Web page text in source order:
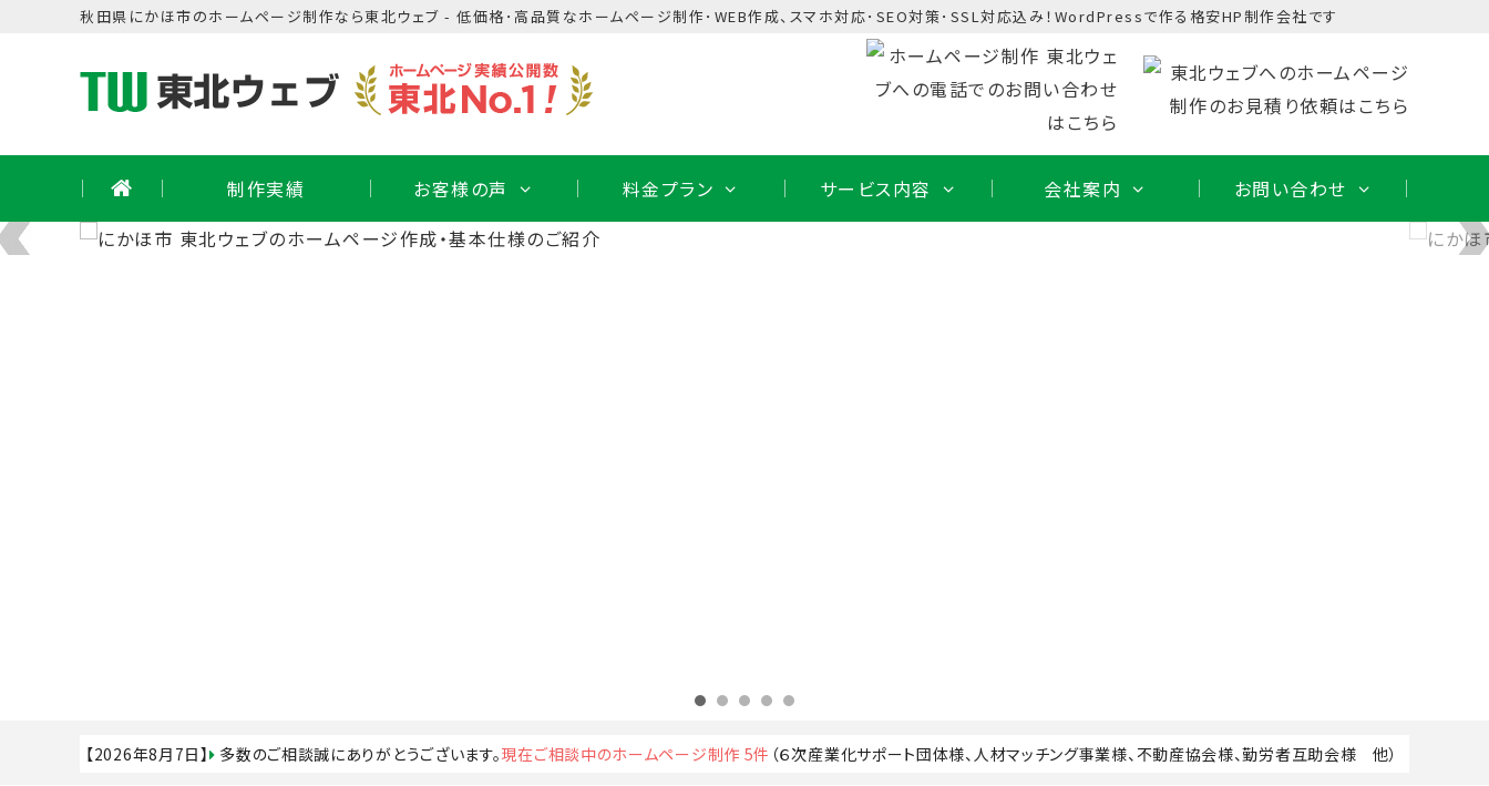
秋田県 にかほ市のホームページ制作なら東北ウェブ - 低価格･高品質なホームページ制作･WEB作成、スマホ対応･SEO対策･SSL対応込み！WordPressで作る格安HP制作会社です
制作実績 お客様の声 料金プラン サービス内容 会社案内 お問い合わせ
【2026年8月7日】 多数のご相談誠にありがとうございます。現在ご相談中のホームページ制作 5件 （６次産業化サポート団体様、人材マッチング事業様、不動産協会様、勤労者互助会様 他）